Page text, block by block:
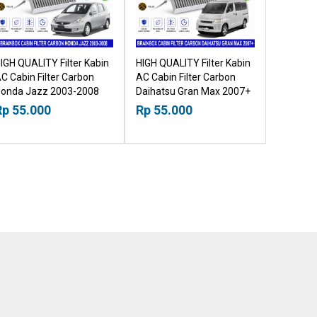
QUALITY Filter Kabin
Cabin Filter Carbon
Jazz 2003-2008
55.000
HIGH QUALITY Filter Kabin
AC Cabin Filter Carbon
Daihatsu Gran Max 2007+
18518030
Rp 55.000